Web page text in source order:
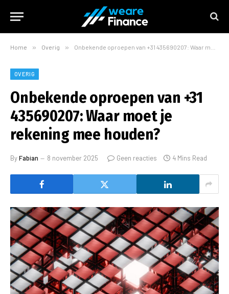
Home » Overig » Onbekende oproepen van +31 435690207: Waar moet je rekening mee houden?
OVERIG
Onbekende oproepen van +31
435690207: Waar moet je
rekening mee houden?
ByFabian 8 november 2025 Geen reacties 4 Mins Read